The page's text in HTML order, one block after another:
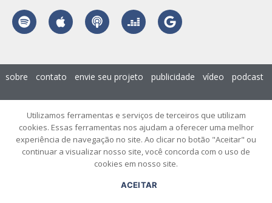
Santa Catarina – Todos os Direitos Reservados.
sobre contato envie seu projeto publicidade vídeo podcast
Utilizamos ferramentas e serviços de terceiros que utilizam
cookies. Essas ferramentas nos ajudam a oferecer uma melhor
experiência de navegação no site. Ao clicar no botão "Aceitar" ou
continuar a visualizar nosso site, você concorda com o uso de
cookies em nosso site.
ACEITAR